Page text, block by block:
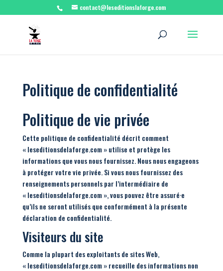
contact@leseditionslaforge.com
Politique de confidentialité
Politique de vie privée
Cette politique de confidentialité décrit comment
« leseditionsdelaforge.com » utilise et protège les
informations que vous nous fournissez. Nous nous engageons
à protéger votre vie privée. Si vous nous fournissez des
renseignements personnels par l’intermédiaire de
« leseditionsdelaforge.com », vous pouvez être assuré·e
qu’ils ne seront utilisés que conformément à la présente
déclaration de confidentialité.
Visiteurs du site
Comme la plupart des exploitants de sites Web,
« leseditionsdelaforge.com » recueille des informations non